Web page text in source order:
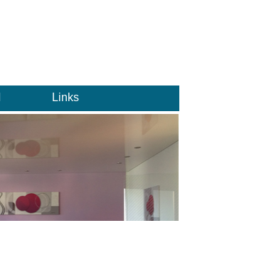
Links